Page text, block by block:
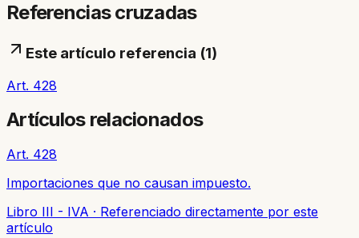
Referencias cruzadas
Este artículo referencia (1)
Art. 428
Artículos relacionados
Art. 428
Importaciones que no causan impuesto.
Libro III - IVA · Referenciado directamente por este
artículo